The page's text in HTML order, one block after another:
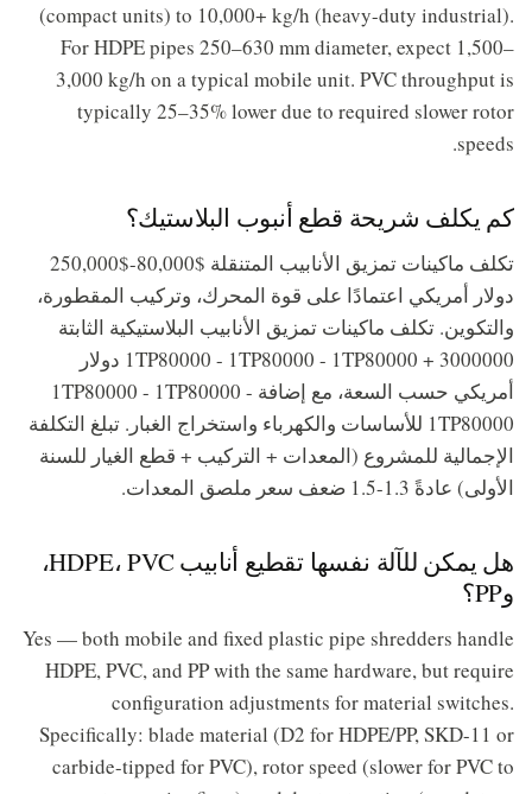
(compact units) to 10,000+ kg/h (heavy-duty industrial).
For HDPE pipes 250–630 mm diameter, expect 1,500–
3,000 kg/h on a typical mobile unit. PVC throughput is
typically 25–35% lower due to required slower rotor
speeds.
كم يكلف شريحة قطع أنبوب البلاستيك؟
تكلف ماكينات تمزيق الأنابيب المتنقلة $80,000-$250,000
دولار أمريكي اعتمادًا على قوة المحرك، وتركيب المقطورة،
والتكوين. تكلف ماكينات تمزيق الأنابيب البلاستيكية الثابتة
1TP80000 - 1TP80000 - 1TP80000 + 3000000 دولار
أمريكي حسب السعة، مع إضافة 1TP80000 - 1TP80000 -
1TP80000 للأساسات والكهرباء واستخراج الغبار. تبلغ التكلفة
الإجمالية للمشروع (المعدات + التركيب + قطع الغيار للسنة
الأولى) عادةً 1.3-1.5 ضعف سعر ملصق المعدات.
هل يمكن للآلة نفسها تقطيع أنابيب HDPE، PVC،
وPP؟
Yes — both mobile and fixed plastic pipe shredders handle
HDPE, PVC, and PP with the same hardware, but require
configuration adjustments for material switches.
Specifically: blade material (D2 for HDPE/PP, SKD-11 or
carbide-tipped for PVC), rotor speed (slower for PVC to